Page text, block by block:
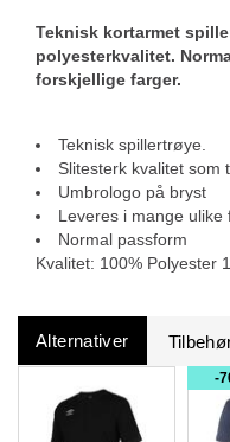
Teknisk kortarmet
polyesterkvalitet.
forskjellige farger.
Teknisk spillertrøye.
Slitesterk kvalitet som
Umbrologo på bryst
Leveres i mange ulike
Normal passform
Kvalitet: 100% Polyester
Alternativer